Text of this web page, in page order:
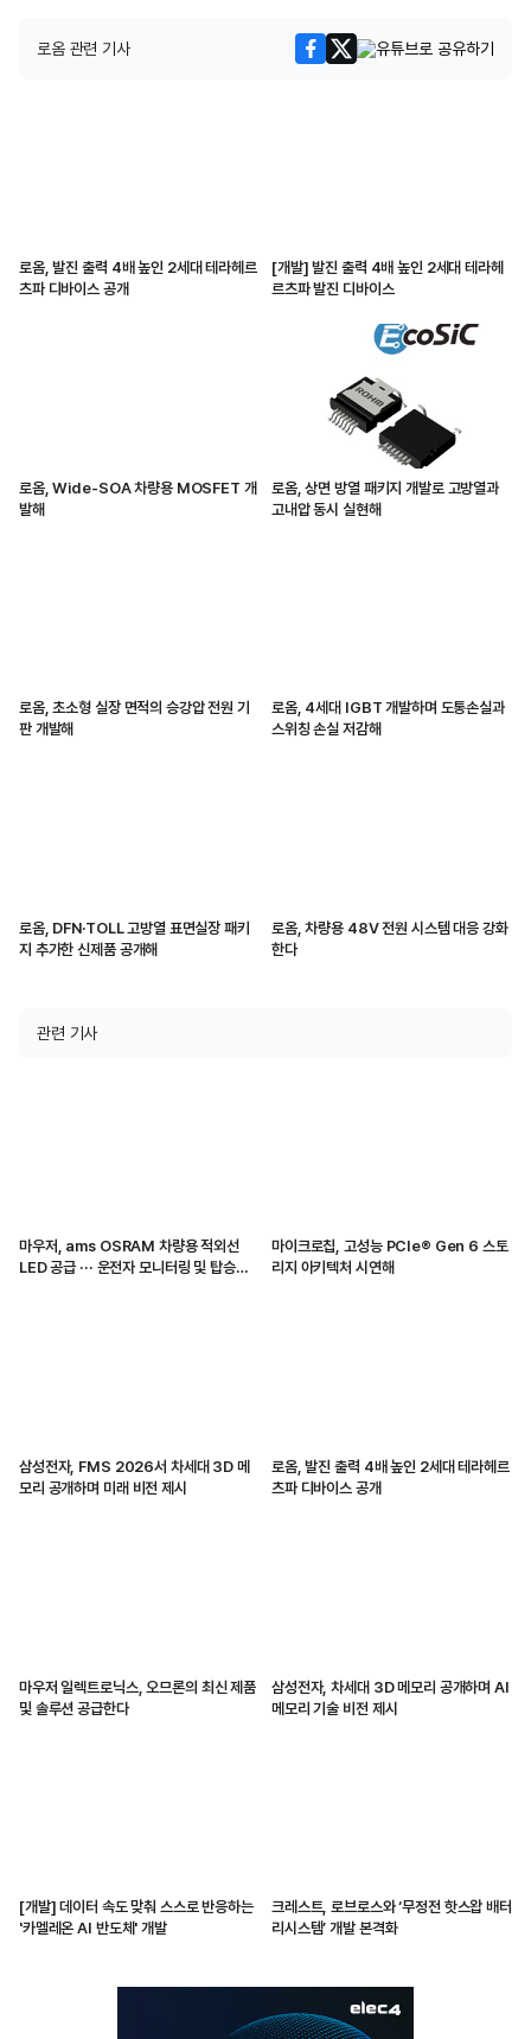
로옴 관련 기사
로옴, 발진 출력 4배 높인 2세대 테라헤르
츠파 디바이스 공개
[개발] 발진 출력 4배 높인 2세대 테라헤
르츠파 발진 디바이스
로옴, Wide-SOA 차량용 MOSFET 개
발해
로옴, 상면 방열 패키지 개발로 고방열과
고내압 동시 실현해
로옴, 초소형 실장 면적의 승강압 전원 기
판 개발해
로옴, 4세대 IGBT 개발하며 도통손실과
스위칭 손실 저감해
로옴, DFN·TOLL 고방열 표면실장 패키
지 추가한 신제품 공개해
로옴, 차량용 48V 전원 시스템 대응 강화
한다
관련 기사
마우저, ams OSRAM 차량용 적외선
LED 공급 ··· 운전자 모니터링 및 탑승자
마이크로칩, 고성능 PCIe® Gen 6 스토
리지 아키텍처 시연해
삼성전자, FMS 2026서 차세대 3D 메
모리 공개하며 미래 비전 제시
로옴, 발진 출력 4배 높인 2세대 테라헤르
츠파 디바이스 공개
마우저 일렉트로닉스, 오므론의 최신 제품
및 솔루션 공급한다
삼성전자, 차세대 3D 메모리 공개하며 AI
메모리 기술 비전 제시
[개발] 데이터 속도 맞춰 스스로 반응하는
'카멜레온 AI 반도체' 개발
크레스트, 로브로스와 ‘무정전 핫스왑 배터
리시스템’ 개발 본격화